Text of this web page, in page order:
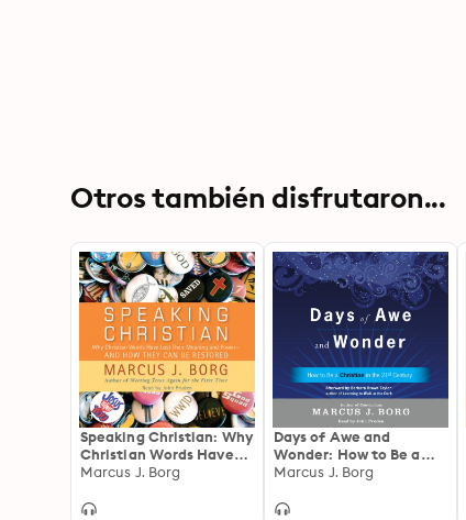
Otros también disfrutaron...
Speaking Christian: Why
Christian Words Have
Lost Their Meaning and
Can Be Restored
Marcus J. Borg
Days of Awe and
Wonder: How to Be a
Christian in the Twenty-
Marcus J. Borg